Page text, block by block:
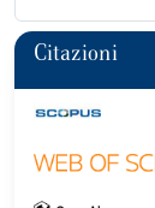
Citazioni